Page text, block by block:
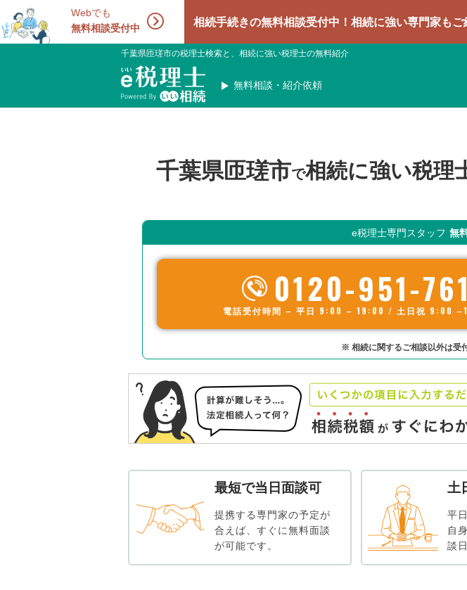
Webでも
無料相談受付中
相続手続きの無料相談受付中！相続に強い専門家もご紹介でき
千葉県匝瑳市の税理士検索と、相続に強い税理士の無料紹介
無料相談・紹介依頼
千葉県匝瑳市で相続に強い税理
e税理士専門スタッフ 無
0120-951-761
電話受付時間 – 平日 9:00 – 19:00 / 土日祝 9:00
※ 相続に関するご相談以外は受
最短で当日面談可
提携する専門家の予定が
合えば、すぐに無料面談
が可能です。
土
平
自
談